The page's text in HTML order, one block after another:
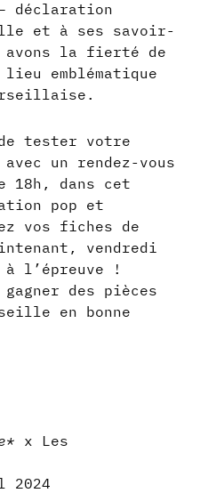
déclaration
et à ses savoir-
avons la fierté de
emblématique
de tester votre
un rendez-vous
18h, dans cet
pop et
vos fiches de
vendredi
l’épreuve !
des pièces
en bonne
x Les
2024